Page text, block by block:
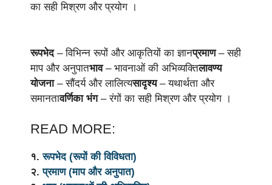
का सही मिश्रण और प्रयोग ।
रूपभेद– विभिन्न रूपों और आकृतियों का ज्ञानप्रमाण– सही
माप और अनुपातभाव– भावनाओं की अभिव्यक्तिलावण्य
योजना– सौंदर्य और लालित्यसादृश्य– यथार्थता और
समानतावर्णिका भंग– रंगों का सही मिश्रण और प्रयोग ।
READ MORE:
१.रूपभेद (रूपों की विविधता)
२.प्रमाण (माप और अनुपात)